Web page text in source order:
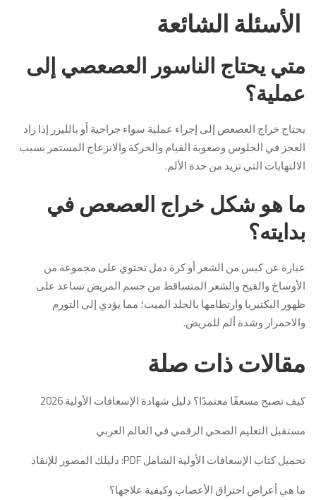
الأسئلة الشائعة
متي يحتاج الناسور العصعصي إلى
عملية؟
يحتاج خراج العصعص إلى إجراء عملية سواء جراحية أو بالليزر إذا زاد
العجز في الجلوس وصعوبة القيام والحركة والانزعاج المستمر بسبب
الالتهابات التي تزيد من حدة الألم.
ما هو شكل خراج العصعص في
بدايته؟
عبارة عن كيس من الشعر أو كرة دمل تحتوي على مجموعة من
الأوساخ والقيح والشعر المتساقط من جسم المريض تساعد على
ظهور البكتيريا وارتطامها بالجلد الميت؛ مما يؤدي إلى التورم
والاحمرار وشدة ألم للمريض.
مقالات ذات صلة
كيف تصبح مسعفًا معتمدًا؟ دليل شهادة الإسعافات الأولية 2026
مستقبل التعليم الصحي الرقمي في العالم العربي
تحميل كتاب الإسعافات الأولية الشامل PDF: دليلك المصور للإنقاذ
ما هي أعراض احتراق الأعصاب وكيفية علاجها؟